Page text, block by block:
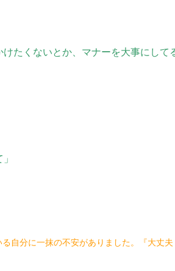
たくないとか、マナーを大事にして
自分に一抹の不安がありました。『大丈夫